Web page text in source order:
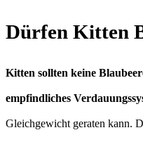
Dürfen Kitten
Kitten sollten keine
empfindliches
Gleichgewicht geraten kann.